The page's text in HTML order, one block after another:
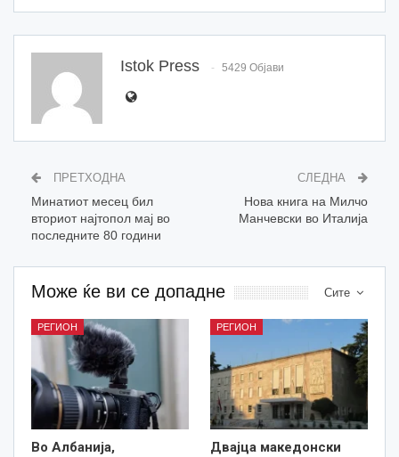
Istok Press 5429 Објави
ПРЕТХОДНА
Минатиот месец бил
вториот најтопол мај во
последните 80 години
СЛЕДНА
Нова книга на Милчо
Манчевски во Италија
Сите
Може ќе ви се допадне
РЕГИОН
Во Албанија,
РЕГИОН
Двајца македонски